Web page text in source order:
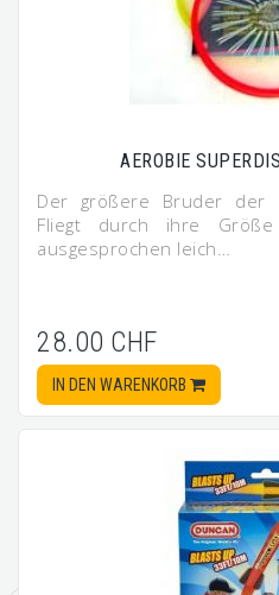
AEROBIE
Der größere Bruder der
Fliegt durch ihre
ausgesprochen leich…
28.00 CHF
IN DEN WARENKORB